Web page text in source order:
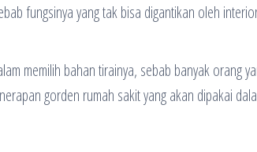
fungsinya yang tak bisa digantikan oleh
memilih bahan tirainya, sebab banyak orang
gorden rumah sakit yang akan dipakai